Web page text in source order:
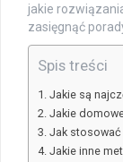
jakie
zasięgnąć
Spis treści
Jakie są
Jakie
Jak stosować
Jakie inne